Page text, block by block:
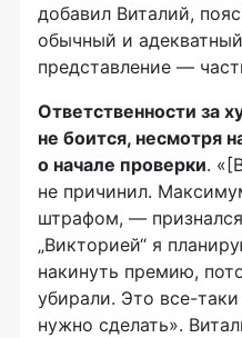
добавил Виталий,
обычный и
представление —
Ответственности за
не боится, несмотря
о начале проверки.
не причинил.
штрафом, —
„Викторией“ я
накинуть премию,
убирали. Это все-
нужно сделать».